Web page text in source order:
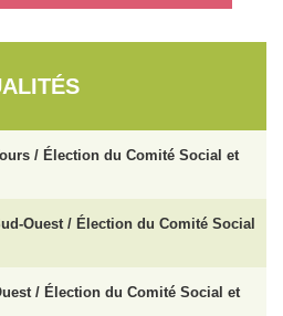
/ Élection du Comité Social et
Ouest / Élection du Comité Social
/ Élection du Comité Social et